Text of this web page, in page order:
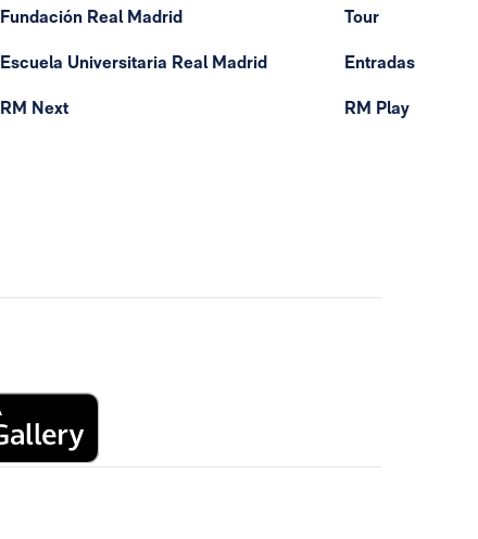
Fundación Real Madrid
Escuela Universitaria Real Madrid
RM Next
Tour
Entradas
RM Play